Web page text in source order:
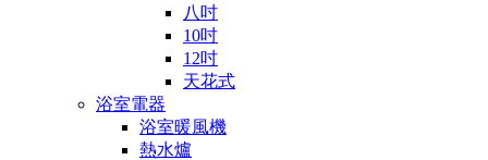
八吋
10吋
12吋
天花式
浴室電器
浴室暖風機
熱水爐